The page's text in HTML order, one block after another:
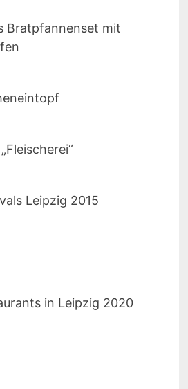
Bratpfannenset mit
Leipzig 2015
in Leipzig 2020